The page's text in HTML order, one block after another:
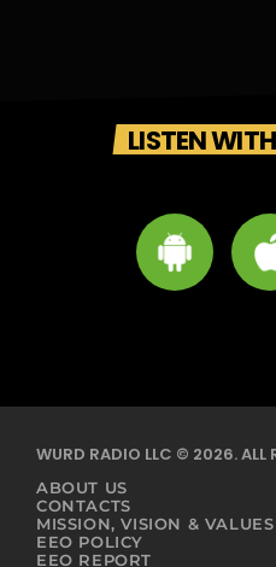
LISTEN
WURD RADIO LLC © 2026. ALL
ABOUT US
CONTACTS
MISSION, VISION & VALUES
EEO POLICY
EEO REPORT